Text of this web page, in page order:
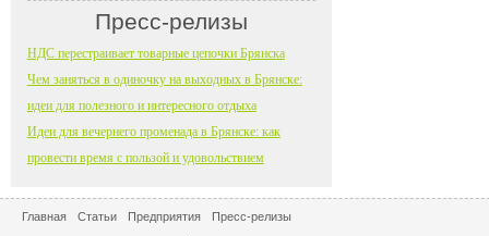
Пресс-релизы
НДС перестраивает товарные цепочки Брянска
Чем заняться в одиночку на выходных в Брянске:
идеи для полезного и интересного отдыха
Идеи для вечернего променада в Брянске: как
провести время с пользой и удовольствием
Главная Статьи Предприятия Пресс-релизы